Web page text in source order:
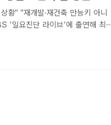
황" "재개발·재건축 만능키 아니
게 죄송하다"며 "수급 등 여러 요